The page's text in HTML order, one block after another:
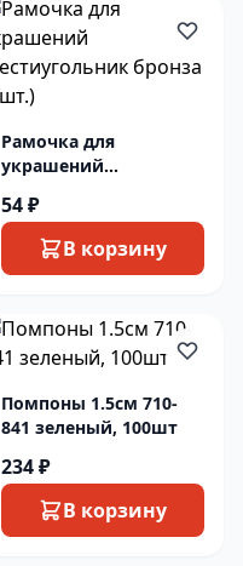
Рамочка для
украшений
бронза (1шт.)
54 ₽
В корзину
Помпоны 1.5см 710-
841 зеленый, 100шт
234 ₽
В корзину